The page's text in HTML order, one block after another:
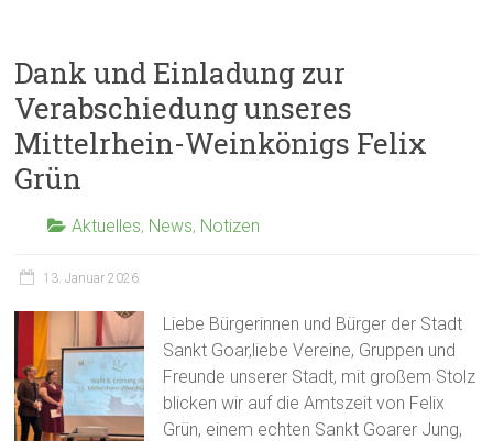
Dank und Einladung zur
Verabschiedung unseres
Mittelrhein-Weinkönigs Felix
Grün
Aktuelles, News, Notizen
13. Januar 2026
Liebe Bürgerinnen und Bürger der Stadt
Sankt Goar,liebe Vereine, Gruppen und
Freunde unserer Stadt, mit großem Stolz
blicken wir auf die Amtszeit von Felix
Grün, einem echten Sankt Goarer Jung,